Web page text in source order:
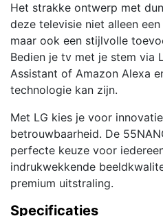
Het strakke ontwerp met
deze televisie niet alleen
maar ook een stijlvolle
Bedien je tv met je stem via
Assistant of Amazon Alexa
technologie kan zijn.
Met LG kies je voor
betrouwbaarheid. De
perfecte keuze voor
indrukwekkende
premium uitstraling.
Specificaties